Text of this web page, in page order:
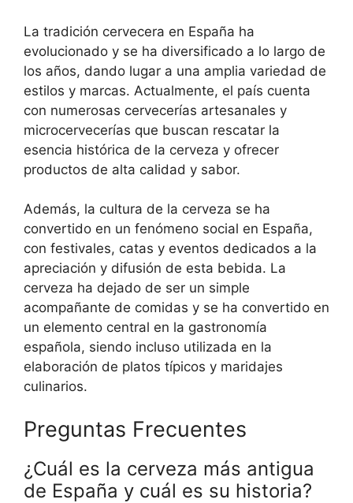
La tradición cervecera en España ha
evolucionado y se ha diversificado a lo largo de
los años, dando lugar a una amplia variedad de
estilos y marcas. Actualmente, el país cuenta
con numerosas cervecerías artesanales y
microcervecerías que buscan rescatar la
esencia histórica de la cerveza y ofrecer
productos de alta calidad y sabor.
Además, la cultura de la cerveza se ha
convertido en un fenómeno social en España,
con festivales, catas y eventos dedicados a la
apreciación y difusión de esta bebida. La
cerveza ha dejado de ser un simple
acompañante de comidas y se ha convertido en
un elemento central en la gastronomía
española, siendo incluso utilizada en la
elaboración de platos típicos y maridajes
culinarios.
Preguntas Frecuentes
¿Cuál es la cerveza más antigua
de España y cuál es su historia?